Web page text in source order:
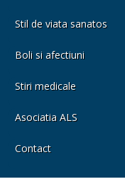
Stil de viata sanatos
Boli si afectiuni
Stiri medicale
Asociatia ALS
Contact